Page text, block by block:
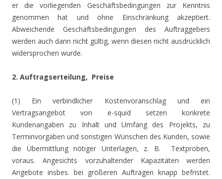
er die vorliegenden Geschäftsbedingungen zur Kenntnis
genommen hat und ohne Einschränkung akzeptiert.
Abweichende Geschäftsbedingungen des Auftraggebers
werden auch dann nicht gültig, wenn diesen nicht ausdrücklich
widersprochen wurde.
2. Auftragserteilung, Preise
(1) Ein verbindlicher Kostenvoranschlag und ein
Vertragsangebot von e-squid setzen konkrete
Kundenangaben zu Inhalt und Umfang des Projekts, zu
Terminvorgaben und sonstigen Wünschen des Kunden, sowie
die Übermittlung nötiger Unterlagen, z. B. Textproben,
voraus. Angesichts vorzuhaltender Kapazitäten werden
Angebote insbes. bei größeren Aufträgen knapp befristet.